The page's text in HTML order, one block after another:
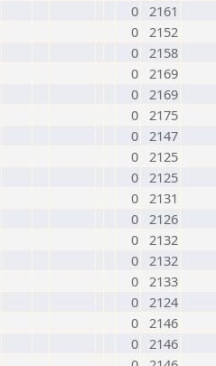
0 2161
0 2152
0 2158
0 2169
0 2169
0 2175
0 2147
0 2125
0 2125
0 2131
0 2126
0 2132
0 2132
0 2133
0 2124
0 2146
0 2146